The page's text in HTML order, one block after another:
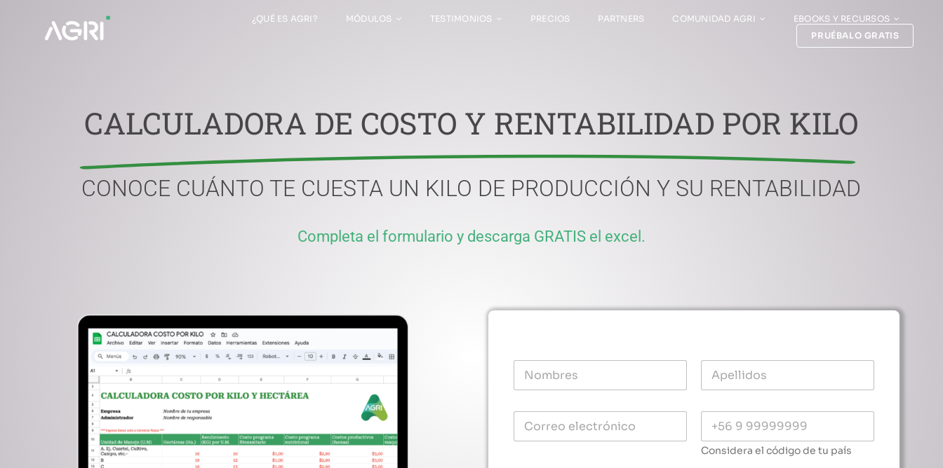
¿QUÉ ES AGRI? MÓDULOS TESTIMONIOS PRECIOS PARTNERS COMUNIDAD AGRI
EBOOKS Y RECURSOS
PRUÉBALO GRATIS
CALCULADORA DE COSTO Y RENTABILIDAD POR KILO
CONOCE CUÁNTO TE CUESTA UN KILO DE PRODUCCIÓN Y SU RENTABILIDAD
Completa el formulario y descarga GRATIS el excel.
Considera el código de tu país